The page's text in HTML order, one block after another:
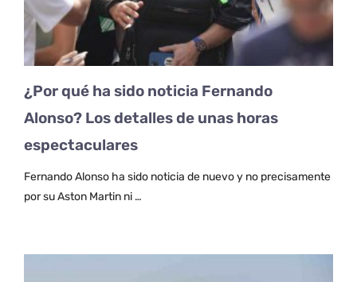
¿Por qué ha sido noticia Fernando
Alonso? Los detalles de unas horas
espectaculares
Fernando Alonso ha sido noticia de nuevo y no precisamente
por su Aston Martin ni …